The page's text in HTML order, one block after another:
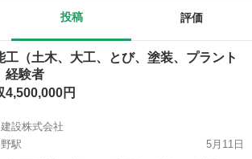
投稿 評価
工（土木、大工、とび、塗装、プラント
経験者
4,500,000円
設株式会社
駅
5月11日